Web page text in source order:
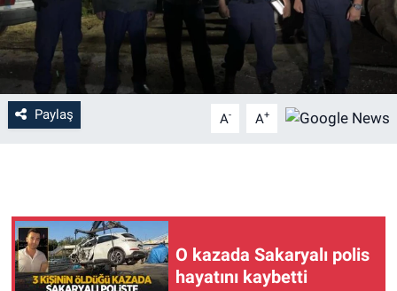
Paylaş A- A+
O kazada Sakaryalı polis
hayatını kaybetti